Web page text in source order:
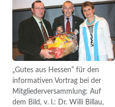
„Gutes aus Hessen“ für den
informativen Vortrag bei der
Mitgliederversammlung: Auf
dem Bild, v. l.: Dr. Willi Billau,